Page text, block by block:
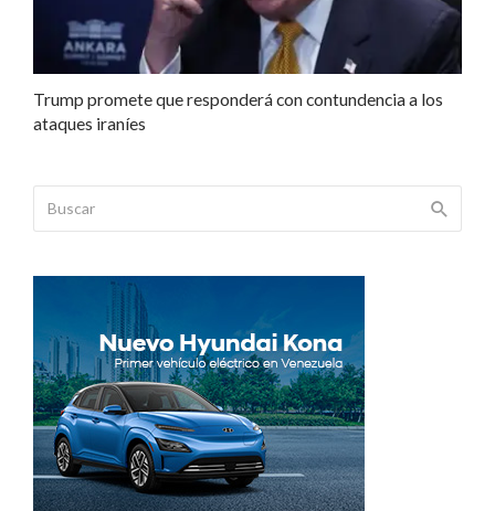
Trump promete que responderá con contundencia a los
ataques iraníes